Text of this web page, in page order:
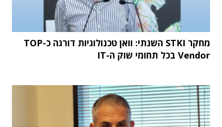
מחקר STKI השנתי: וואן טכנולוגיות דורגה כ-TOP
Vendor בכל תחומי שוק ה-IT